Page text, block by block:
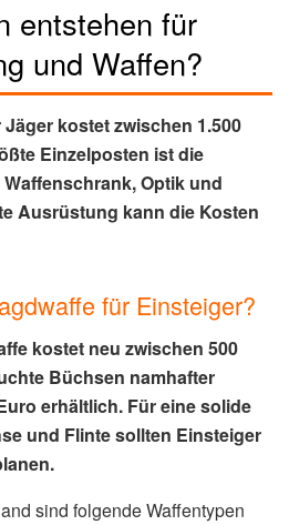
entstehen für
und Waffen?
kostet zwischen 1.500
Einzelposten ist die
Optik und
Ausrüstung kann die Kosten
für Einsteiger?
kostet neu zwischen 500
Büchsen namhafter
erhältlich. Für eine solide
und Flinte sollten Einsteiger
sind folgende Waffentypen